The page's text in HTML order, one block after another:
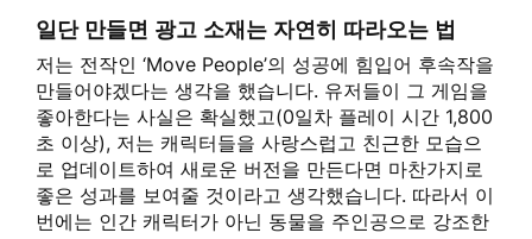
일단 만들면 광고 소재는 자연히 따라오는 법
저는 전작인 ‘Move People’의 성공에 힘입어 후속작을
만들어야겠다는 생각을 했습니다. 유저들이 그 게임을
좋아한다는 사실은 확실했고(0일차 플레이 시간 1,800
초 이상), 저는 캐릭터들을 사랑스럽고 친근한 모습으
로 업데이트하여 새로운 버전을 만든다면 마찬가지로
좋은 성과를 보여줄 것이라고 생각했습니다. 따라서 이
번에는 인간 캐릭터가 아닌 동물을 주인공으로 강조한